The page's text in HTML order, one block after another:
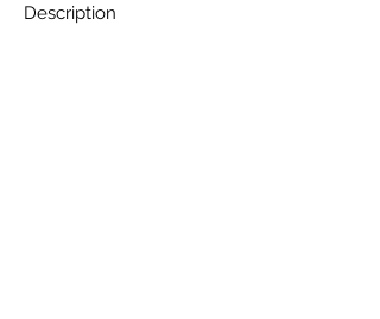
Description